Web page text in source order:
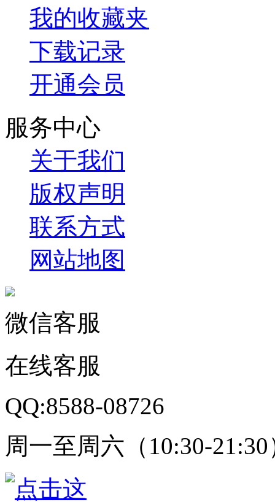
我的收藏夹
下载记录
开通会员
服务中心
关于我们
版权声明
联系方式
网站地图
微信客服
在线客服
QQ:8588-08726
周一至周六（10:30-21:30